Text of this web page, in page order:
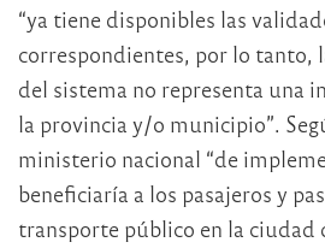
“ya tiene disponibles las
correspondientes, por lo tanto,
del sistema no representa una
la provincia y/o municipio”.
ministerio nacional “de
beneficiaría a los pasajeros y
transporte público en la ciudad